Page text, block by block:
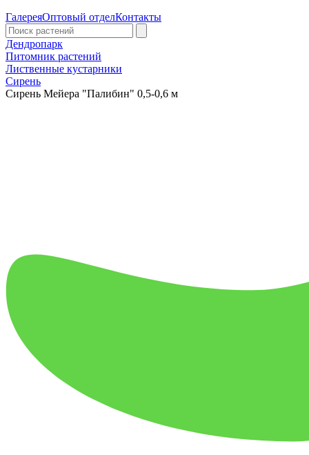
ГалереяОптовый отделКонтакты
Дендропарк
Питомник растений
Лиственные кустарники
Сирень
Сирень Мейера "Палибин" 0,5-0,6 м